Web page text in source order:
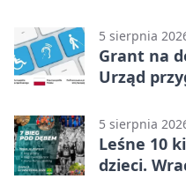
5 sierpnia
Grant na
Urząd
5 sierpnia
Leśne 10
dzieci.